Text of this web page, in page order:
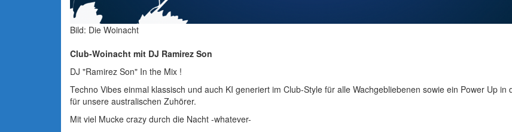
Bild: Die Woinacht
Club-Woinacht mit DJ Ramirez Son
DJ "Ramirez Son" In the Mix !
Techno Vibes einmal klassisch und auch KI generiert im Club-Style für alle Wachgebliebenen sowie ein Power Up in
für unsere australischen Zuhörer.
Mit viel Mucke crazy durch die Nacht -whatever-